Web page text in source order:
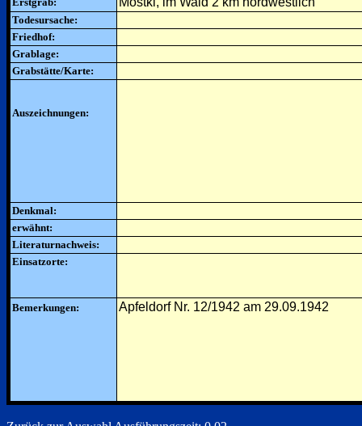
Todesursache:
Friedhof:
Grablage:
Grabstätte/Karte:
Auszeichnungen:
Denkmal:
erwähnt:
Literaturnachweis:
Einsatzorte:
Bemerkungen: Apfeldorf Nr. 12/1942 am 29.09.1942